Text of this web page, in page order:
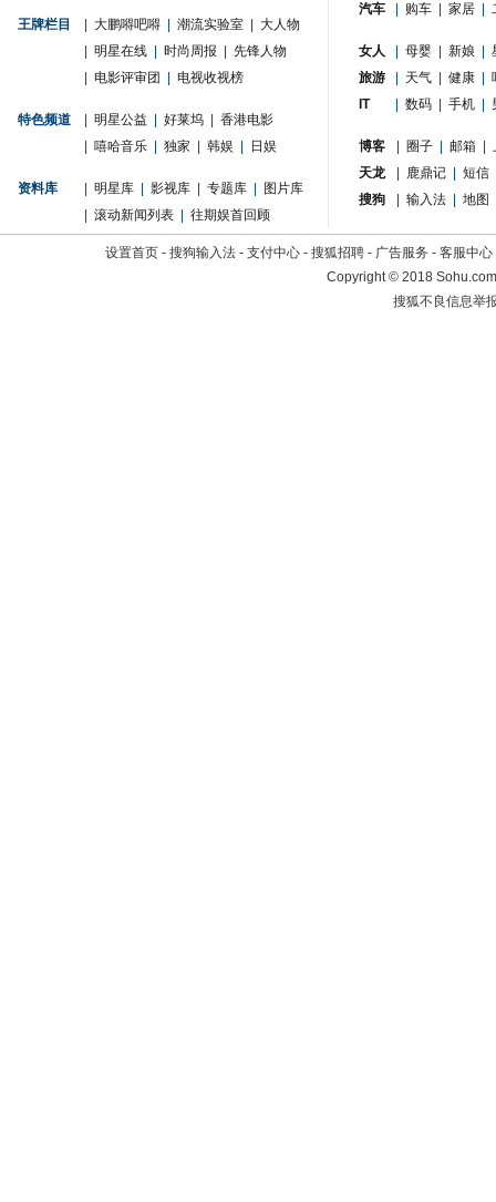
王牌栏目 大鹏嘚吧嘚 潮流实验室
大人物
明星在线 时尚周报
先锋人物
电影评审团 电视收视榜
特色频道 明星公益 好莱坞
香港电影
嘻哈音乐 独家 韩娱 日娱
资料库 明星库 影视库 专题库
图片库
滚动新闻列表 往期娱首回顾
汽车
购车 家居
女人 母婴 新娘
旅游
天气 健康
IT
数码 手机
博客 圈子 邮箱
天龙
鹿鼎记
短信
搜狗
输入法 地图
设置首页 - 搜狗输入法 - 支付中心 - 搜狐招聘 - 广告服务 - 客服中心
Copyright©2018
搜狐不良信息举